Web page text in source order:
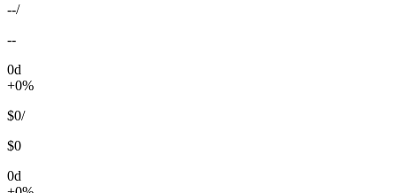
--/
--
0d
+0%
$0/
$0
0d